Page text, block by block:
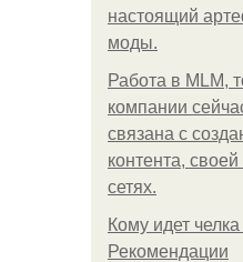
настоящий
моды.
Работа в MLM,
компании
связана с
контента,
сетях.
Кому идет
Рекомендации